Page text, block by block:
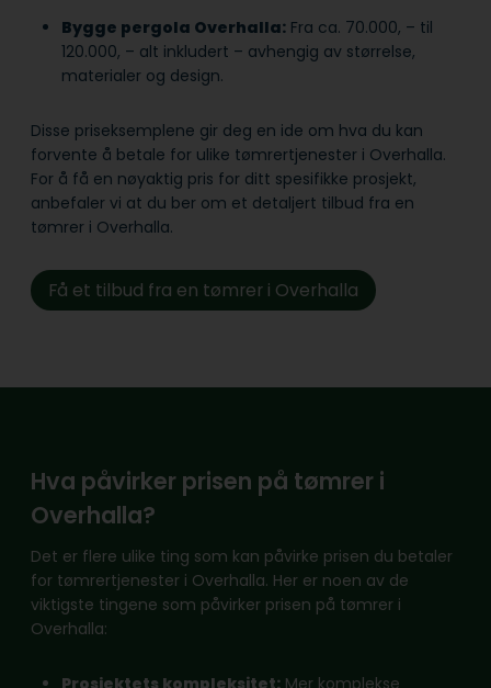
Bygge pergola Overhalla: Fra ca. 70.000, – til
120.000, – alt inkludert – avhengig av størrelse,
materialer og design.
Disse priseksemplene gir deg en ide om hva du kan
forvente å betale for ulike tømrertjenester i Overhalla.
For å få en nøyaktig pris for ditt spesifikke prosjekt,
anbefaler vi at du ber om et detaljert tilbud fra en
tømrer i Overhalla.
Få et tilbud fra en tømrer i Overhalla
Hva påvirker prisen på tømrer i
Overhalla?
Det er flere ulike ting som kan påvirke prisen du betaler
for tømrertjenester i Overhalla. Her er noen av de
viktigste tingene som påvirker prisen på tømrer i
Overhalla:
Prosjektets kompleksitet: Mer komplekse